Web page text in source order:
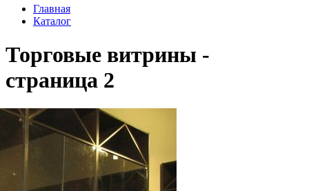
Главная
Каталог
Торговые витрины -
страница 2